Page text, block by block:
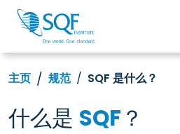
主页 规范 SQF 是什么？
什么是 SQF ？